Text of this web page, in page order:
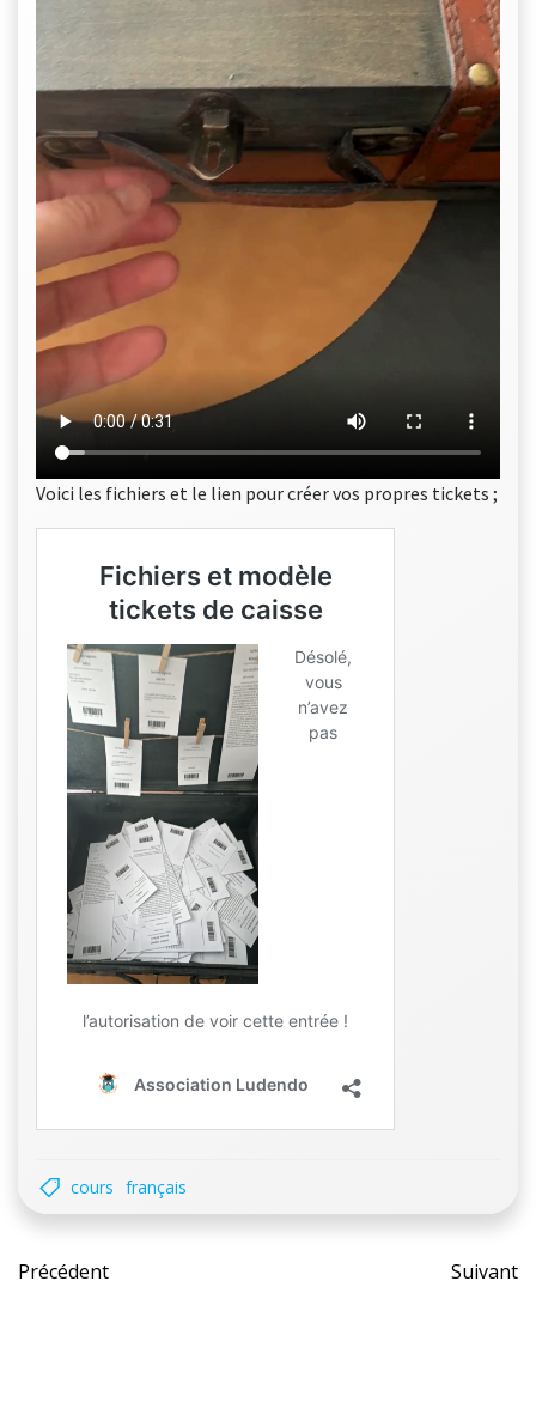
Voici les fichiers et le lien pour créer vos propres tickets ;
cours français
Post
Précédent Suivant